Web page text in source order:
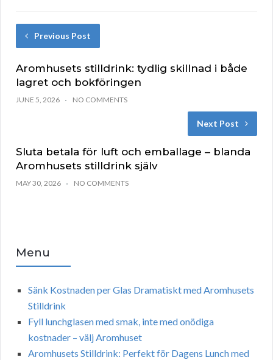
Previous Post
Aromhusets stilldrink: tydlig skillnad i både
lagret och bokföringen
JUNE 5, 2026 NO COMMENTS
Next Post
Sluta betala för luft och emballage – blanda
Aromhusets stilldrink själv
MAY 30, 2026 NO COMMENTS
Menu
Sänk Kostnaden per Glas Dramatiskt med Aromhusets
Stilldrink
Fyll lunchglasen med smak, inte med onödiga
kostnader – välj Aromhuset
Aromhusets Stilldrink: Perfekt för Dagens Lunch med